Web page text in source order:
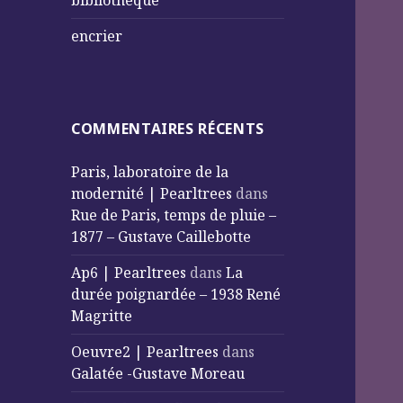
encrier
COMMENTAIRES RÉCENTS
Paris, laboratoire de la
modernité | Pearltrees dans
Rue de Paris, temps de pluie –
1877 – Gustave Caillebotte
Ap6 | Pearltrees dansLa
durée poignardée – 1938 René
Magritte
Oeuvre2 | Pearltrees dans
Galatée -Gustave Moreau